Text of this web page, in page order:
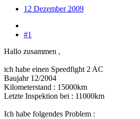
12 Dezember 2009
#1
Hallo zusammen ,
ich habe einen Speedfight 2 AC
Baujahr 12/2004
Kilometerstand : 15000km
Letzte Inspektion bei : 11000km
Ich habe folgendes Problem :